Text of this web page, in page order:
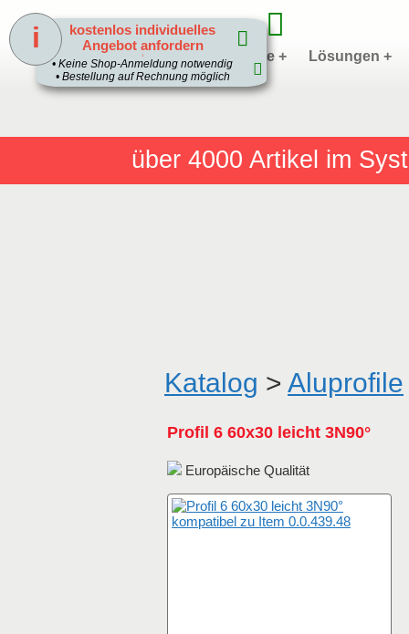
über 4000 Artikel im
Home Produkte + Lösungen +
Katalog > Aluprofile
Profil 6 60x30 leicht 3N90°
Europäische Qualität
kostenlos individuelles
Angebot anfordern
1
• Keine Shop-Anmeldung notwendig
• Bestellung auf Rechnung möglich
i